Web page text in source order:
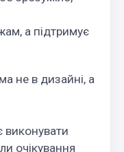
а підтримує
не в дизайні, а
виконувати
очікування